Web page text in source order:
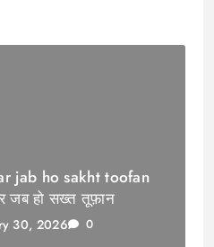
jab ho sakht toofan
जब हो सख्त तूफ़ान
30, 2026 0